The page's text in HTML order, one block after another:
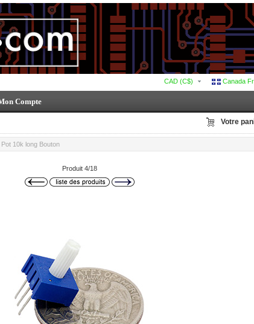
Canada
CAD (C$)
Compte
Votre
10k long Bouton
Produit 4/18